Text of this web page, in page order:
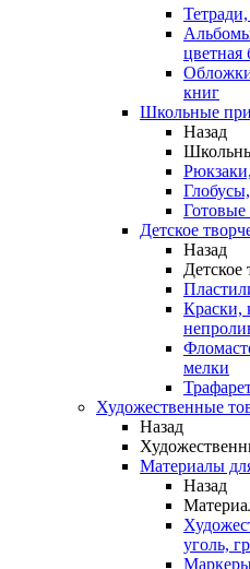
цветная
книг
Школьные
Назад
Детское
Назад
Детское
Краски,
мелки
Художественные
Назад
Материалы
Назад
уголь,